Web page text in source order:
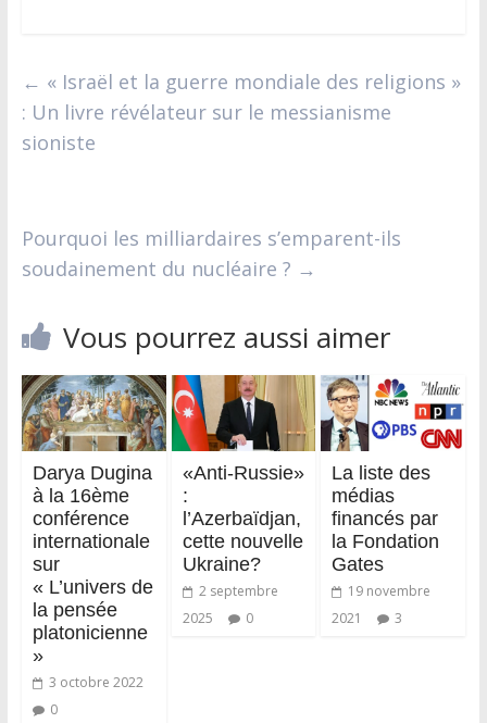
← « Israël et la guerre mondiale des religions »
: Un livre révélateur sur le messianisme
sioniste
Pourquoi les milliardaires s’emparent-ils
soudainement du nucléaire ? →
Vous pourrez aussi aimer
Darya Dugina
à la 16ème
conférence
internationale
sur
« L’univers de
la pensée
platonicienne
»
3 octobre 2022
0
«Anti-Russie»
:
l’Azerbaïdjan,
cette nouvelle
Ukraine?
2 septembre
2025
0
La liste des
médias
financés par
la Fondation
Gates
19 novembre
2021
3